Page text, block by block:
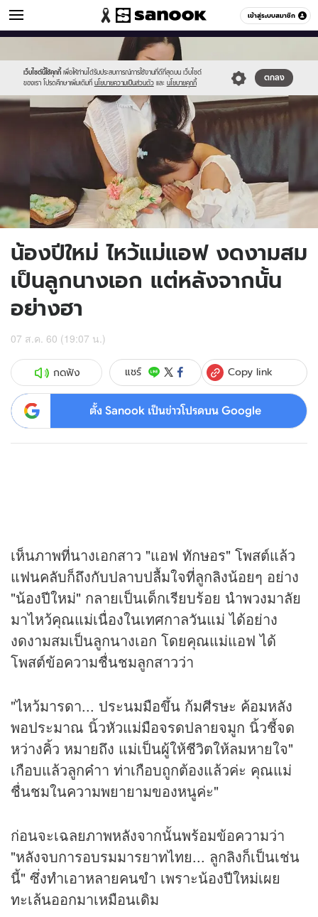
เข้าสู่ระบบสมาชิก
ข่าวบันเทิง หมวดอื่นๆ
เว็บไซต์นี้ใช้คุกกี้ เพื่อให้ท่านได้รับประสบการณ์การใช้งานที่ดีที่สุดบน เว็บไซต์
ของเรา โปรดศึกษาเพิ่มเติมที่ นโยบายความเป็นส่วนตัว และ นโยบายคุกกี้
ตกลง
//s.isanook.com/sr/0/images/logo-
new-
sanook.png
//s.isanook.com/ns/0/ud/611/3056994/7.jpg
น้องปีใหม่ ไหว้แม่แอฟ งดงามสม
เป็นลูกนางเอก แต่หลังจากนั้น
อย่างฮา
07 ส.ค. 60 (19:07 น.)
กดฟัง แชร์ Copy link
ตั้ง Sanook เป็นข่าวโปรดบน Google
เห็นภาพที่นางเอกสาว "แอฟ ทักษอร" โพสต์แล้ว
แฟนคลับก็ถึงกับปลาบปลื้มใจที่ลูกลิงน้อยๆ อย่าง
"น้องปีใหม่" กลายเป็นเด็กเรียบร้อย นำพวงมาลัย
มาไหว้คุณแม่เนื่องในเทศกาลวันแม่ ได้อย่าง
งดงามสมเป็นลูกนางเอก โดยคุณแม่แอฟ ได้
โพสต์ข้อความชื่นชมลูกสาวว่า
"ไหว้มารดา... ประนมมือขึ้น ก้มศีรษะ ค้อมหลัง
พอประมาณ นิ้วหัวแม่มือจรดปลายจมูก นิ้วชี้จด
หว่างคิ้ว หมายถึง แม่เป็นผู้ให้ชีวิตให้ลมหายใจ"
เกือบแล้วลูกค๋าา ท่าเกือบถูกต้องแล้วค่ะ คุณแม่
ชื่นชมในความพยายามของหนูค่ะ"
ก่อนจะเฉลยภาพหลังจากนั้นพร้อมข้อความว่า
"หลังจบการอบรมมารยาทไทย... ลูกลิงก็เป็นเช่น
นี้" ซึ่งทำเอาหลายคนขำ เพราะน้องปีใหม่เผย
ทะเล้นออกมาเหมือนเดิม